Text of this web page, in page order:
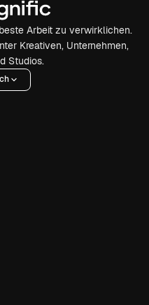
Arbeit zu verwirklichen.
Kreativen, Unternehmen,
Studios.